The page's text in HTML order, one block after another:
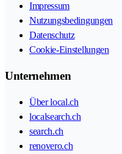
Impressum
Nutzungsbedingungen
Datenschutz
Cookie-Einstellungen
Unternehmen
Über local.ch
localsearch.ch
search.ch
renovero.ch